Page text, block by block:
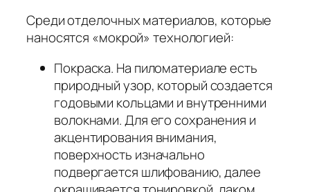
Среди отделочных материалов, которые
наносятся «мокрой» технологией:
Покраска. На пиломатериале есть
природный узор, который создается
годовыми кольцами и внутренними
волокнами. Для его сохранения и
акцентирования внимания,
поверхность изначально
подвергается шлифованию, далее